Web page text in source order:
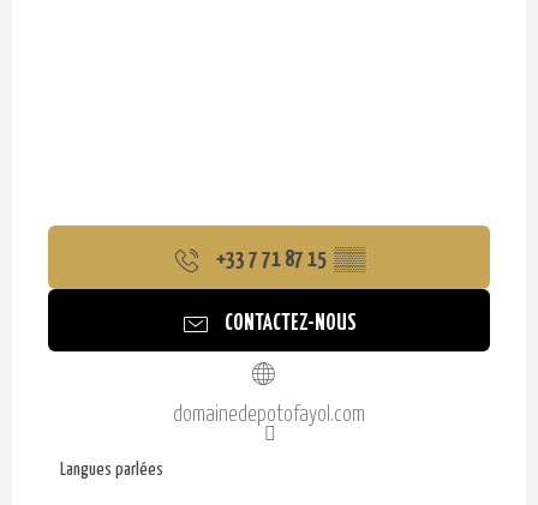
+33 7 71 87 15 ▒▒
CONTACTEZ-NOUS
domainedepotofayol.com
Langues parlées
Langues parlées